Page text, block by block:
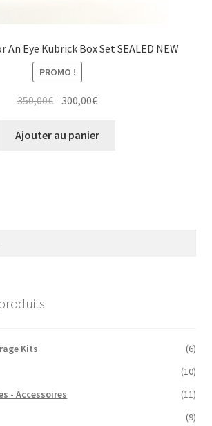
An Eye Kubrick Box Set SEALED NEW
PROMO !
350,00€ Le
initial
300,00€Le
actuel
Ajouter au panier
Kits
(6)
(10)
- Accessoires
(11)
(9)